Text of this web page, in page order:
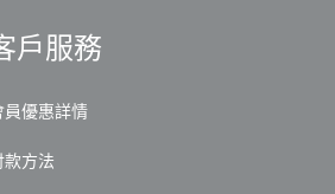
戶服務
員優惠詳情
款方法